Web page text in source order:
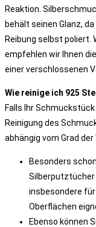
Reaktion.
behält seinen Glanz,
Reibung selbst poliert.
empfehlen wir Ihnen
einer verschlossenen
Wie reinige ich 925
Falls Ihr
Reinigung des
abhängig vom Grad
Besonders
Silberputztücher
insbesondere
Oberflächen
Ebenso können